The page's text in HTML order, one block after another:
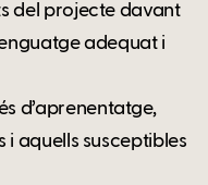
del projecte davant
adequat i
d’aprenentatge,
i aquells susceptibles